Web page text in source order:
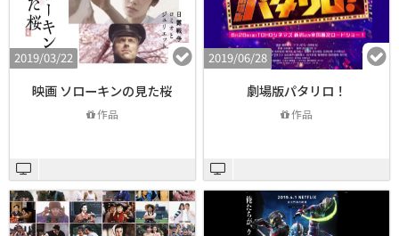
2019/03/22
映画 ソローキンの見た桜
作品
2019/06/28
劇場版パタリロ！
作品